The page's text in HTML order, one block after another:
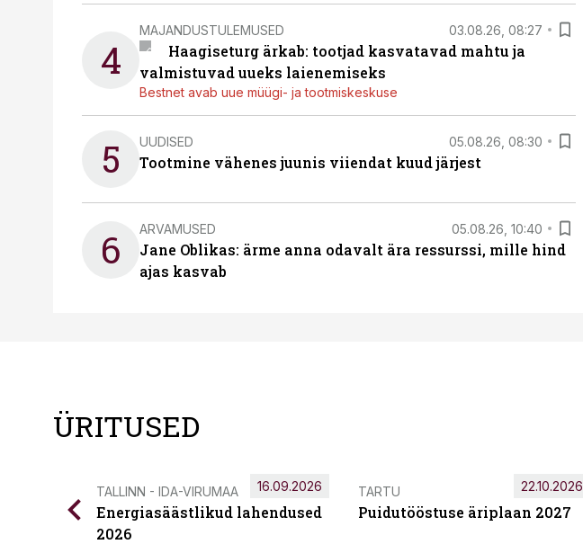
4
MAJANDUSTULEMUSED 03.08.26, 08:27
Haagiseturg ärkab: tootjad kasvatavad mahtu ja
valmistuvad uueks laienemiseks
Bestnet avab uue müügi- ja tootmiskeskuse
5 UUDISED 05.08.26, 08:30
Tootmine vähenes juunis viiendat kuud järjest
6 ARVAMUSED 05.08.26, 10:40
Jane Oblikas: ärme anna odavalt ära ressurssi, mille hind
ajas kasvab
ÜRITUSED
TALLINN - IDA-VIRUMAA
Energiasäästlikud lahendused
2026
16.09.2026 TARTU
Puidutööstuse äriplaan 2027
22.10.2026